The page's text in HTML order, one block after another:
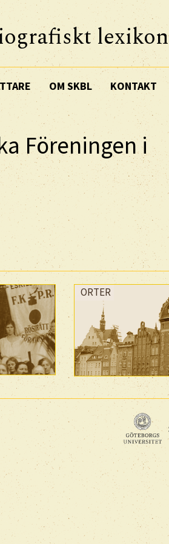
lexikon
OM SKBL KONTAKT
Föreningen i
ORTER